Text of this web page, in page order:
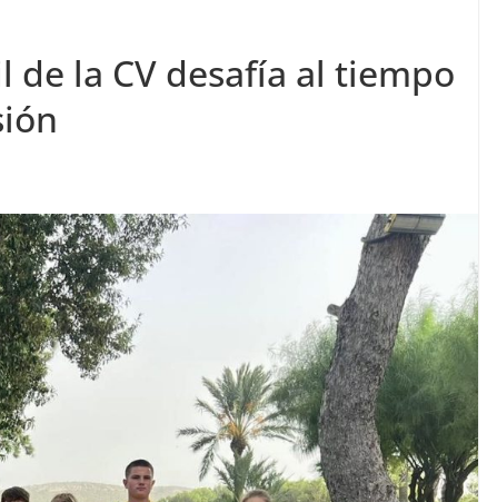
de la CV desafía al tiempo